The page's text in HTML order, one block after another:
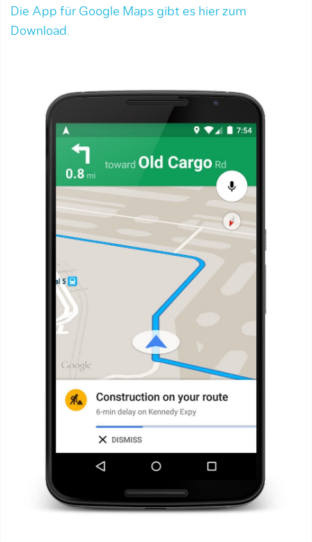
Die App für Google Maps gibt es hier zum
Download.